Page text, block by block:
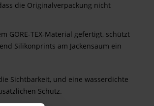
die Originalverpackung nicht
GORE-TEX-Material gefertigt, schützt
Silikonprints am Jackensaum ein
Sichtbarkeit, und eine wasserdichte
Schutz.